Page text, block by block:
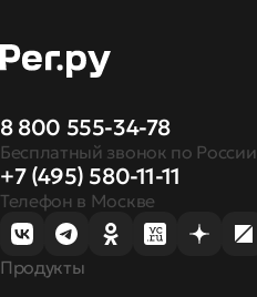
8 800 555-34-78
Бесплатный звонок по России
+7 (495) 580-11-11
Телефон в Москве
Продукты